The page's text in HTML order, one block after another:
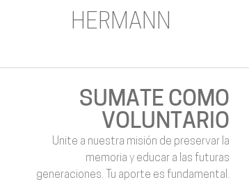
HERMANN
SUMATE COMO
VOLUNTARIO
Unite a nuestra misión de preservar la
memoria y educar a las futuras
generaciones. Tu aporte es fundamental.